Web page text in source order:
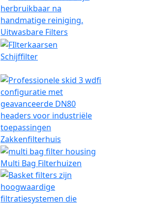
Uitwasbare Filters
Schijffilter
Zakkenfilterhuis
Multi Bag Filterhuizen